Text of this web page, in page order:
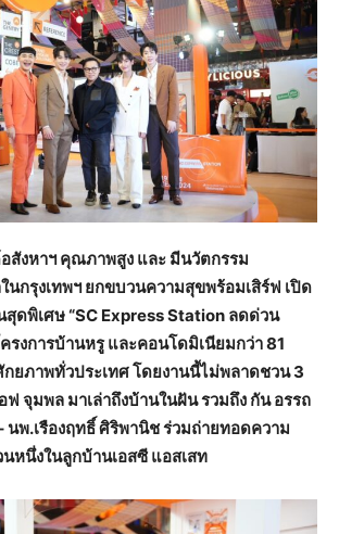
สังหาฯ คุณภาพสูง และ มีนวัตกรรม
นกรุงเทพฯ ยกขบวนความสุขพร้อมเสิร์ฟ เปิด
ดพิเศษ “SC Express Station ลดด่วน
รงการบ้านหรู และคอนโดมิเนียมกว่า 81
กยภาพทั่วประเทศ โดยงานนี้ไม่พลาดชวน 3
จุมพล มาเล่าถึงบ้านในฝัน รวมถึง กัน อรรถ
นพ.เรืองฤทธิ์ ศิริพานิช ร่วมถ่ายทอดความ
หนึ่งในลูกบ้านเอสซี แอสเสท